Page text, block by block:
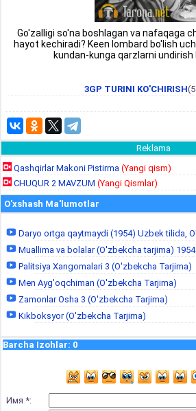
Go'zalligi so'na boshlagan va nafaqaga
hayot kechiradi? Keen lombard bo'lish
kundan-kunga qarzlarni undirish
3GP TURINI KO'CHIRISH
Reklama
Qashqirlar Makoni Pistirma (Yangi qism)
CHUQUR 2 MAVZUM (Yangi Qismlar)
O'xshash Ma'lumotlar
Daryo ortga qaytmaydi (1954) Uzbek tilida,
Muallima va bolalar (O'zbekcha tarjima) 1954
Palitsiya Xangomalari 3 (O'zbekcha Tarjima)
Men Ayg'oqchiman (O'zbekcha Tarjima)
Zamonlar Osha 3 (O'zbekcha Tarjima)
Kikboksyor (O'zbekcha Tarjima)
Barcha Izohlar: 0
Имя *: